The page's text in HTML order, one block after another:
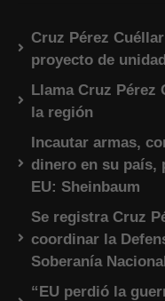
Cruz Pérez
proyecto de
Llama Cruz Pérez
la región
Incautar armas,
dinero en su país,
EU: Sheinbaum
Se registra Cruz
coordinar la
Soberanía
“EU perdió la